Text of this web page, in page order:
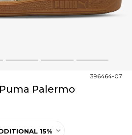
3 4 5
Palermo
396464-07
15%